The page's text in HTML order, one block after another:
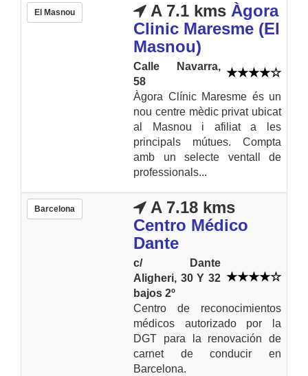
El Masnou A 7.1 kms Àgora
Clinic Maresme (El
Masnou)
Calle Navarra,
58
Àgora Clínic Maresme és un
nou centre mèdic privat ubicat
al Masnou i afiliat a les
principals mútues. Compta
amb un selecte ventall de
professionals...
Barcelona
A 7.18 kms
Centro Médico
Dante
c/ Dante
Aligheri, 30 Y 32
bajos 2º
Centro de reconocimientos
médicos autorizado por la
DGT para la renovación de
carnet de conducir en
Barcelona.